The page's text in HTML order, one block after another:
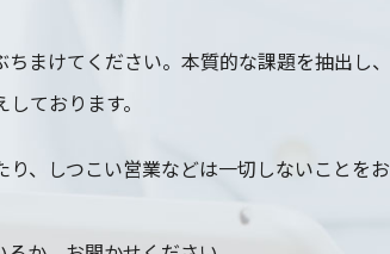
まけてください。本質的な課題を抽出し、
ております。
、しつこい営業などは一切しないことをお